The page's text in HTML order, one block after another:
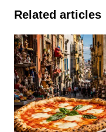
Related articles